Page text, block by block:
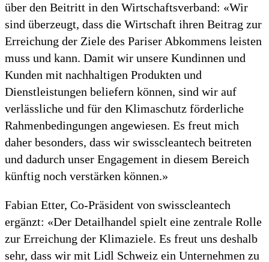
über den Beitritt in den Wirtschaftsverband: «Wir
sind überzeugt, dass die Wirtschaft ihren Beitrag zur
Erreichung der Ziele des Pariser Abkommens leisten
muss und kann. Damit wir unsere Kundinnen und
Kunden mit nachhaltigen Produkten und
Dienstleistungen beliefern können, sind wir auf
verlässliche und für den Klimaschutz förderliche
Rahmenbedingungen angewiesen. Es freut mich
daher besonders, dass wir swisscleantech beitreten
und dadurch unser Engagement in diesem Bereich
künftig noch verstärken können.»
Fabian Etter, Co-Präsident von swisscleantech
ergänzt: «Der Detailhandel spielt eine zentrale Rolle
zur Erreichung der Klimaziele. Es freut uns deshalb
sehr, dass wir mit Lidl Schweiz ein Unternehmen zu